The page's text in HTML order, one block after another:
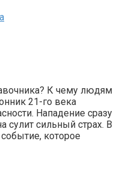
К чему людям
21-го века
Нападение сразу
сулит сильный страх. В
которое